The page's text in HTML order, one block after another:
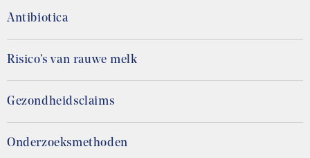
Antibiotica
Risico’s van rauwe melk
Gezondheidsclaims
Onderzoeksmethoden